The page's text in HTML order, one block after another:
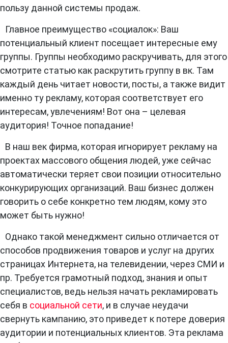
пользу данной системы продаж.
Главное преимущество «социалок»: Ваш
потенциальный клиент посещает интересные ему
группы. Группы необходимо раскручивать, для этого
смотрите статью как раскрутить группу в вк. Там
каждый день читает новости, посты, а также видит
именно ту рекламу, которая соответствует его
интересам, увлечениям! Вот она – целевая
аудитория! Точное попадание!
В наш век фирма, которая игнорирует рекламу на
проектах массового общения людей, уже сейчас
автоматически теряет свои позиции относительно
конкурирующих организаций. Ваш бизнес должен
говорить о себе конкретно тем людям, кому это
может быть нужно!
Однако такой менеджмент сильно отличается от
способов продвижения товаров и услуг на других
страницах Интернета, на телевидении, через СМИ и
пр. Требуется грамотный подход, знания и опыт
специалистов, ведь нельзя начать рекламировать
себя в социальной сети, и в случае неудачи
свернуть кампанию, это приведет к потере доверия
аудитории и потенциальных клиентов. Эта реклама